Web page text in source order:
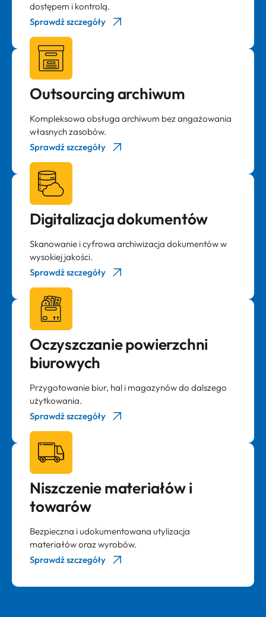
dostępem i kontrolą.
Sprawdź szczegóły
Outsourcing archiwum
Kompleksowa obsługa archiwum bez angażowania
własnych zasobów.
Sprawdź szczegóły
Digitalizacja dokumentów
Skanowanie i cyfrowa archiwizacja dokumentów w
wysokiej jakości.
Sprawdź szczegóły
Oczyszczanie powierzchni
biurowych
Przygotowanie biur, hal i magazynów do dalszego
użytkowania.
Sprawdź szczegóły
Niszczenie materiałów i
towarów
Bezpieczna i udokumentowana utylizacja
materiałów oraz wyrobów.
Sprawdź szczegóły